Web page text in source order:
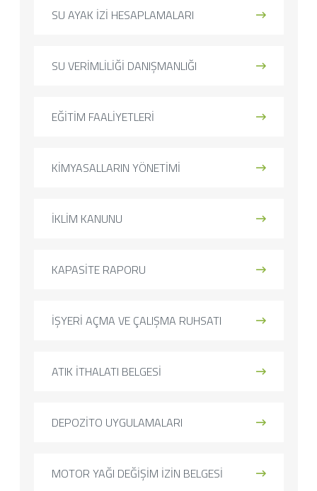
SU AYAK İZİ HESAPLAMALARI
SU VERİMLİLİĞİ DANIŞMANLIĞI
EĞİTİM FAALİYETLERİ
KİMYASALLARIN YÖNETİMİ
İKLİM KANUNU
KAPASİTE RAPORU
İŞYERİ AÇMA VE ÇALIŞMA RUHSATI
ATIK İTHALATI BELGESİ
DEPOZİTO UYGULAMALARI
MOTOR YAĞI DEĞİŞİM İZİN BELGESİ